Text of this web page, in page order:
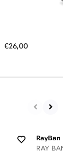
€26,00
RayBan
RAY BAN